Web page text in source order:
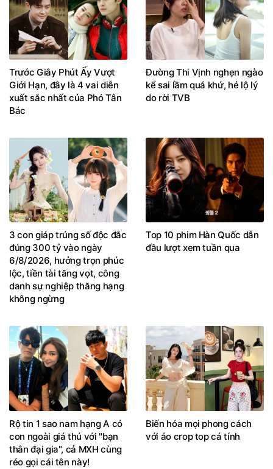
Trước Giây Phút Ấy Vượt
Giới Hạn, đây là 4 vai diễn
xuất sắc nhất của Phó Tân
Bác
Đường Thi Vịnh nghẹn ngào
kể sai lầm quá khứ, hé lộ lý
do rời TVB
3 con giáp trúng số độc đắc
đúng 300 tỷ vào ngày
6/8/2026, hưởng trọn phúc
lộc, tiền tài tăng vọt, công
danh sự nghiệp thăng hạng
không ngừng
Top 10 phim Hàn Quốc dẫn
đầu lượt xem tuần qua
Rộ tin 1 sao nam hạng A có
con ngoài giá thú với "bạn
thân đại gia", cả MXH cùng
réo gọi cái tên này!
Biến hóa mọi phong cách
với áo crop top cá tính